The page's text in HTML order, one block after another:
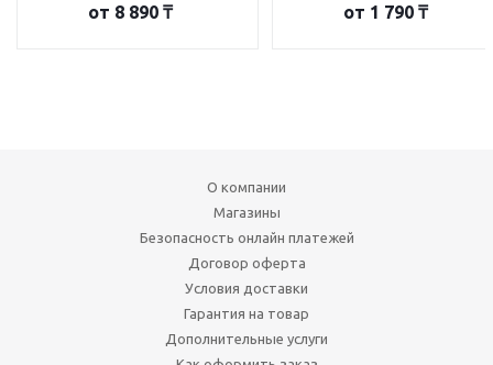
от 8 890 ₸ от 1 790 ₸
О компании
Магазины
Безопасность онлайн платежей
Договор оферта
Условия доставки
Гарантия на товар
Дополнительные услуги